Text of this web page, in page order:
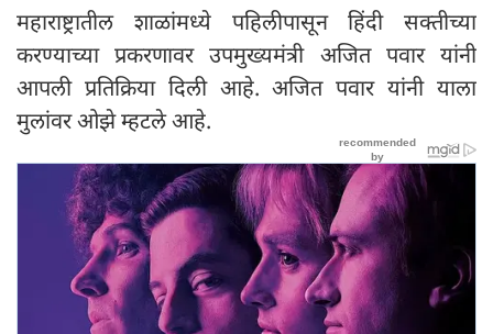
महाराष्ट्रातील शाळांमध्ये पहिलीपासून हिंदी सक्तीच्या
करण्याच्या प्रकरणावर उपमुख्यमंत्री अजित पवार यांनी
आपली प्रतिक्रिया दिली आहे. अजित पवार यांनी याला
मुलांवर ओझे म्हटले आहे.